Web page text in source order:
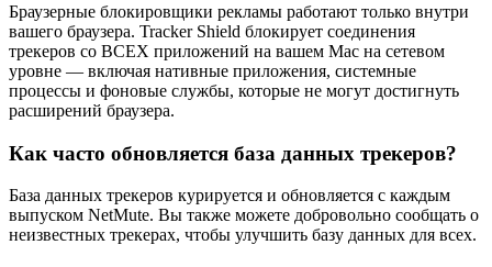
Браузерные блокировщики рекламы работают только внутри
вашего браузера. Tracker Shield блокирует соединения
трекеров со ВСЕХ приложений на вашем Mac на сетевом
уровне — включая нативные приложения, системные
процессы и фоновые службы, которые не могут достигнуть
расширений браузера.
Как часто обновляется база данных трекеров?
База данных трекеров курируется и обновляется с каждым
выпуском NetMute. Вы также можете добровольно сообщать о
неизвестных трекерах, чтобы улучшить базу данных для всех.